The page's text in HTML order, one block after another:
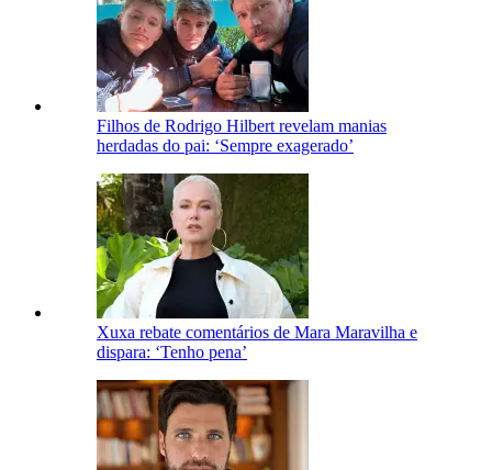
Filhos de Rodrigo Hilbert revelam manias
herdadas do pai: ‘Sempre exagerado’
Xuxa rebate comentários de Mara Maravilha e
dispara: ‘Tenho pena’